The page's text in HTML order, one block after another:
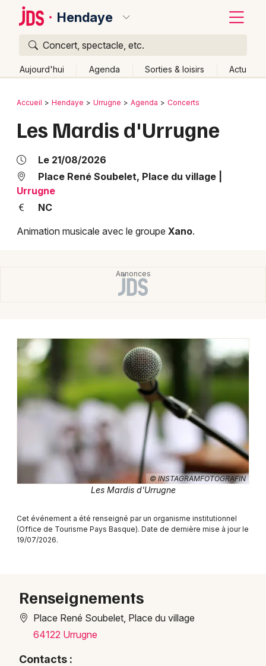
Hendaye
Concert, spectacle, etc.
Aujourd'hui Agenda Sorties & loisirs Actu
Publier un événement
Grands événements
Activité & Expérience
Manifestations
Sports
Soirées
Sorties famille
Sorties & loisirs
Concerts dans les Pyrénées-Atlantiques
Concerts en Aquitaine
Concerts en Nouvelle-Aquitaine
Newsletter des sorties
Bordeaux
Lille
Lyon
Paris
Strasbourg
Toulouse
Toutes les villes
Retour
Accueil Hendaye Urrugne Agenda Concerts
Les Mardis d'Urrugne
Le 21/08/2026
Place René Soubelet, Place du village
Urrugne
NC
Animation musicale avec le groupe Xano.
© INSTAGRAMFOTOGRAFIN
Les Mardis d'Urrugne
Cet événement a été renseigné par un organisme institutionnel
(Office de Tourisme Pays Basque). Date de dernière mise à jour le
19/07/2026.
Renseignements
Place René Soubelet, Place du village
64122 Urrugne
Contacts :
Quoi ?
Où ?
Aquitaine
Partout Près de moi Changer de lieu
Quand ?
Aujourd'hui
Demain Ce week-end Autre